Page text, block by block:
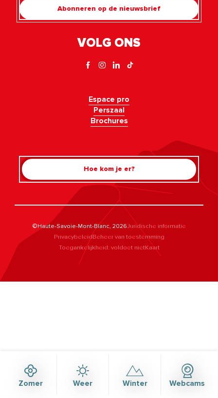
Zomer Weer Winter Webcams
Abonneren op de nieuwsbrief
VOLG ONS
Espace pro
Perszaal
Brochures
Hoe kom je er?
©Haute-Savoie-Mont-Blanc, 2026Juridische informatie
PrivacybeleidBeheer van toestemming
Toegankelijkheid: voldoet nietKaart